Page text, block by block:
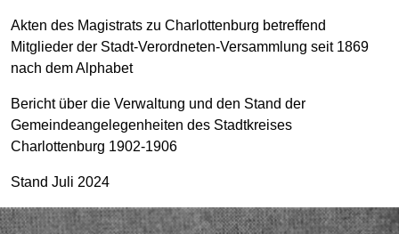
Akten des Magistrats zu Charlottenburg betreffend
Mitglieder der Stadt-Verordneten-Versammlung seit 1869
nach dem Alphabet
Bericht über die Verwaltung und den Stand der
Gemeindeangelegenheiten des Stadtkreises
Charlottenburg 1902-1906
Stand Juli 2024